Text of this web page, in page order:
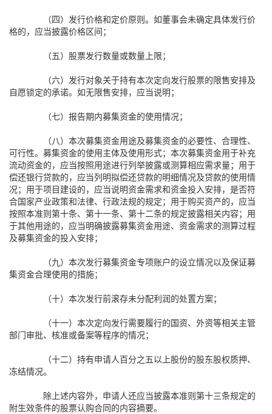
（四）发行价格和定价原则。如董事会未确定具体发行价
格的，应当披露价格区间；
（五）股票发行数量或数量上限；
（六）发行对象关于持有本次定向发行股票的限售安排及
自愿锁定的承诺。如无限售安排，应当说明；
（七）报告期内募集资金的使用情况；
（八）本次募集资金用途及募集资金的必要性、合理性、
可行性。募集资金的使用主体及使用形式；本次募集资金用于补充
流动资金的，应当按照用途进行列举披露或测算相应需求量；用于
偿还银行贷款的，应当列明拟偿还贷款的明细情况及贷款的使用情
况；用于项目建设的，应当说明资金需求和资金投入安排，是否符
合国家产业政策和法律、行政法规的规定；用于购买资产的，应当
按照本准则第十条、第十一条、第十二条的规定披露相关内容；用
于其他用途的，应当明确披露募集资金用途、资金需求的测算过程
及募集资金的投入安排；
（九）本次发行募集资金专项账户的设立情况以及保证募
集资金合理使用的措施；
（十）本次发行前滚存未分配利润的处置方案；
（十一）本次定向发行需要履行的国资、外资等相关主管
部门审批、核准或备案等程序的情况；
（十二）持有申请人百分之五以上股份的股东股权质押、
冻结情况。
除上述内容外，申请人还应当披露本准则第十三条规定的
附生效条件的股票认购合同的内容摘要。